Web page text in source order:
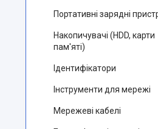
Портативні зарядні
Накопичувачі (HDD, карти
пам'яті)
Ідентифікатори
Інструменти для мережі
Мережеві кабелі